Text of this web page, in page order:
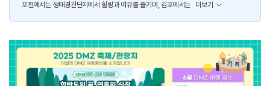
포천에서는 생태경관단지에서 힐링과 여유를 즐기며, 김포에서는
더보기